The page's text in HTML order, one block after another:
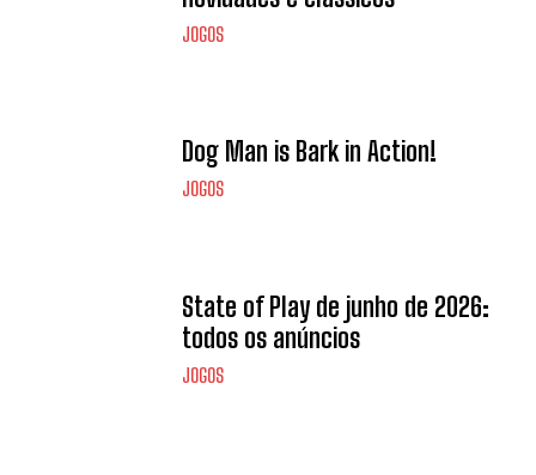
JOGOS
Dog Man is Bark in Action!
JOGOS
State of Play de junho de 2026:
todos os anúncios
JOGOS